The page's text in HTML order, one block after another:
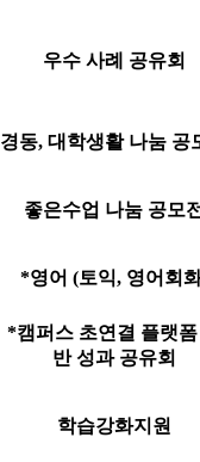
우수 사례 공유회
경동, 대학생활 나눔 공
좋은수업 나눔 공모전
*영어 (토익, 영어회
*캠퍼스 초연결 플랫폼
반 성과 공유회
학습강화지원